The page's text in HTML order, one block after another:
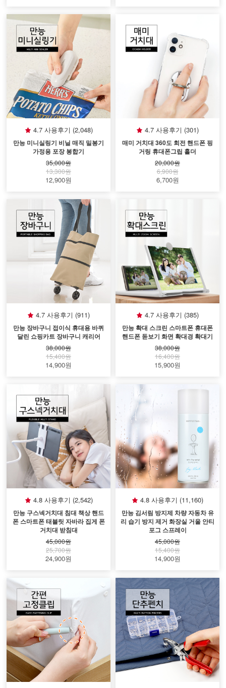
4.7 사용후기 (2,048)
만능 미니실링기 비닐 매직 밀봉기
가정용 포장 봉합기
35,000원
13,300원
12,900원
4.7 사용후기 (301)
매미 거치대 360도 회전 핸드폰 핑
거링 휴대폰그립 홀더
20,000원
6,900원
6,700원
4.7 사용후기 (911)
만능 장바구니 접이식 휴대용 바퀴
달린 쇼핑카트 장바구니 캐리어
38,000원
15,400원
14,900원
4.7 사용후기 (385)
만능 확대 스크린 스마트폰 휴대폰
핸드폰 돋보기 화면 확대경 확대기
38,000원
16,400원
15,900원
4.8 사용후기 (2,542)
만능 구스넥거치대 침대 책상 핸드
폰 스마트폰 태블릿 자바라 집게 폰
거치대 받침대
45,000원
25,700원
24,900원
4.8 사용후기 (11,160)
만능 김서림 방지제 차량 자동차 유
리 습기 방지 제거 화장실 거울 안티
포그 스프레이
45,000원
15,400원
14,900원